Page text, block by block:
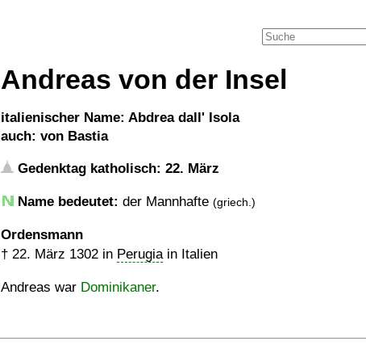
Andreas von der Insel
italienischer Name: Abdrea dall' Isola
auch: von Bastia
Gedenktag katholisch: 22. März
Name bedeutet: der Mannhafte (griech.)
Ordensmann
† 22. März 1302 in Perugiain Italien
Andreas war Dominikaner.